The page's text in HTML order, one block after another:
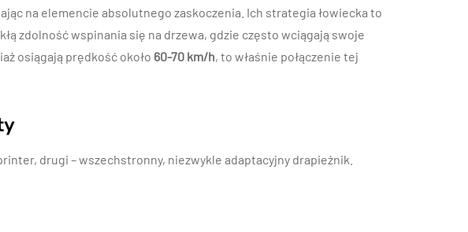
na elemencie absolutnego zaskoczenia. Ich strategia łowiecka to
zdolność wspinania się na drzewa, gdzie często wciągają swoje
osiągają prędkość około 60-70 km/h, to właśnie połączenie tej
drugi – wszechstronny, niezwykle adaptacyjny drapieżnik.